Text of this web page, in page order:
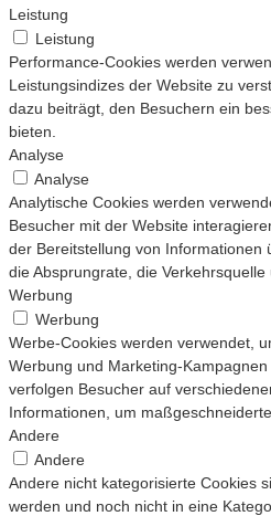
Leistung
Leistung
Performance-Cookies werden
Leistungsindizes der Website zu
dazu beiträgt, den Besuchern ein
bieten.
Analyse
Analyse
Analytische Cookies werden
Besucher mit der Website
der Bereitstellung von Informationen
die Absprungrate, die Verkehrsquelle
Werbung
Werbung
Werbe-Cookies werden verwendet,
Werbung und Marketing-
verfolgen Besucher auf
Informationen, um
Andere
Andere
Andere nicht kategorisierte Cookies
werden und noch nicht in eine